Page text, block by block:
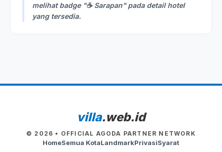
melihat badge "☕ Sarapan" pada detail hotel
yang tersedia.
villa.web.id
© 2026 • OFFICIAL AGODA PARTNER NETWORK
HomeSemua KotaLandmarkPrivasiSyarat